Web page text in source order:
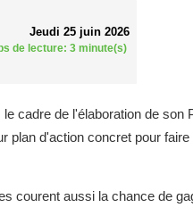
Jeudi 25 juin 2026
de lecture: 3 minute(s)
cadre de l'élaboration de son
plan d'action concret pour faire
courent aussi la chance de